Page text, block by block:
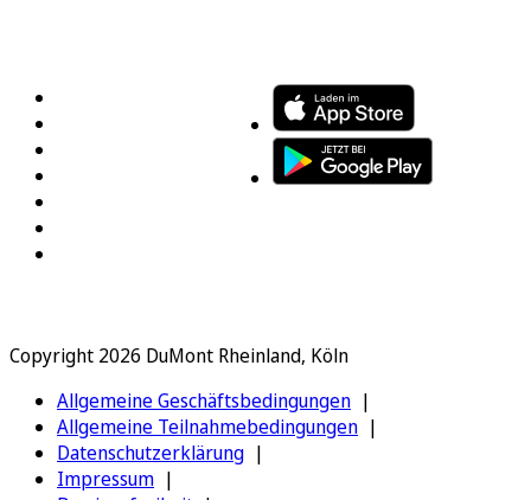
Copyright 2026 DuMont Rheinland, Köln
Allgemeine Geschäftsbedingungen
Allgemeine Teilnahmebedingungen
Datenschutzerklärung
Impressum